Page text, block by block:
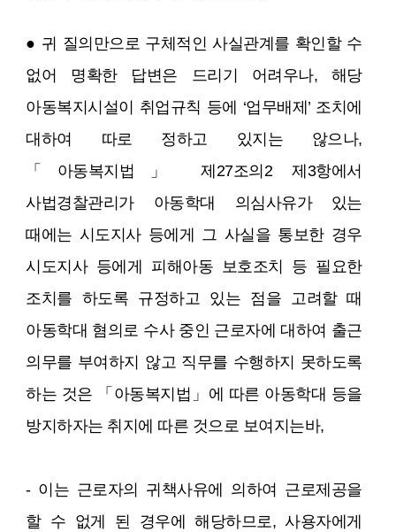
● 귀 질의만으로 구체적인 사실관계를 확인할 수
없어 명확한 답변은 드리기 어려우나, 해당
아동복지시설이 취업규칙 등에 ‘업무배제’ 조치에
대하여 따로 정하고 있지는 않으나,
「아동복지법」 제27조의2 제3항에서
사법경찰관리가 아동학대 의심사유가 있는
때에는 시도지사 등에게 그 사실을 통보한 경우
시도지사 등에게 피해아동 보호조치 등 필요한
조치를 하도록 규정하고 있는 점을 고려할 때
아동학대 혐의로 수사 중인 근로자에 대하여 출근
의무를 부여하지 않고 직무를 수행하지 못하도록
하는 것은 「아동복지법」에 따른 아동학대 등을
방지하자는 취지에 따른 것으로 보여지는바,
- 이는 근로자의 귀책사유에 의하여 근로제공을
할 수 없게 된 경우에 해당하므로, 사용자에게